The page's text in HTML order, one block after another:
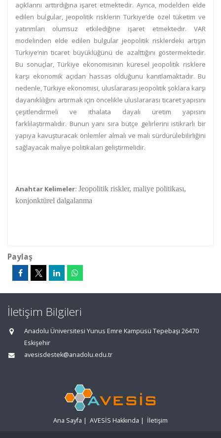
açıklarını arttırdığına işaret etmektedir. Ayrıca, modelden elde
edilen bulgular, jeopolitik risklerin Türkiye’de özel tüketim ve
yatırımları olumsuz etkilediğine işaret etmektedir. VAR
modelinden elde edilen bulgular jeopolitik risklerdeki artışın
Türkiye’nin ticaret büyüklüğünü de azalttığını göstermektedir.
Bu sonuçlar, Türkiye ekonomisinin küresel jeopolitik risklere
karşı ekonomik açıdan hassas olduğunu kanıtlamaktadır. Bu
nedenle, Türkiye ekonomisi, uluslararası jeopolitik şoklara karşı
dayanıklılığını artırmak için öncelikle uluslararası ticaret yapısını
çeşitlendirmeli ve ithalata dayalı üretim yapısını
farklılaştırmalıdır. Bunun yanı sıra bütçe gelirlerini istikrarlı bir
yapıya kavuşturacak önlemler almalı ve mali sürdürülebilirliğini
sağlayacak maliye politikaları geliştirmelidir.
Anahtar Kelimeler: Jeopolitik riskler, maliye politikası,
konjonktürel dalgalanma
Paylaş
İletişim Bilgileri
Anadolu Üniversitesi Yunus Emre Kampüsü Tepebaşı 26470
Eskişehir
avesisdestek@anadolu.edu.tr
Ana Sayfa | AVESİS Hakkında | İletişim